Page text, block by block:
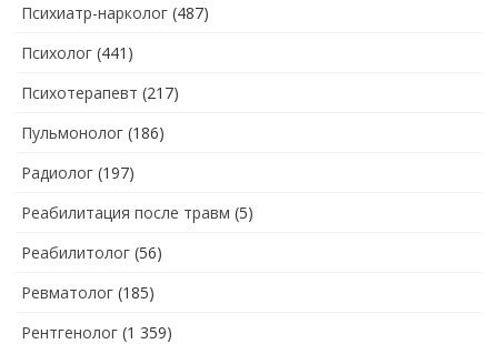
Психиатр-нарколог (487)
Психолог (441)
Психотерапевт (217)
Пульмонолог (186)
Радиолог (197)
Реабилитация после травм (5)
Реабилитолог (56)
Ревматолог (185)
Рентгенолог (1 359)